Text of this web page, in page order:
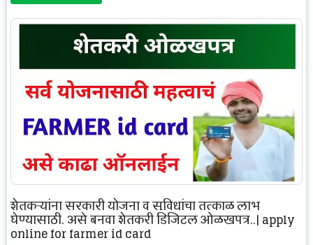
शेतकऱ्यांना सरकारी योजना व सुविधांचा तत्काळ लाभ
घेण्यासाठी, असे बनवा शेतकरी डिजिटल ओळखपत्र..| apply
online for farmer id card